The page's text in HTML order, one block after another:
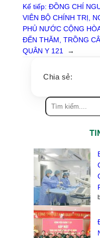
Kế tiếp: ĐỒNG CHÍ
VIÊN BỘ CHÍNH TRỊ,
PHỦ NƯỚC CỘNG
ĐẾN THĂM, TRỒNG
QUÂN Y 121
→
Chia sẻ: